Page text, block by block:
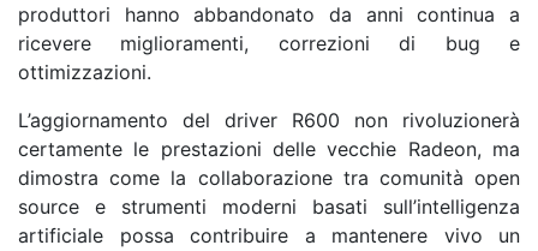
produttori hanno abbandonato da anni continua a
ricevere miglioramenti, correzioni di bug e
ottimizzazioni.
L’aggiornamento del driver R600 non rivoluzionerà
certamente le prestazioni delle vecchie Radeon, ma
dimostra come la collaborazione tra comunità open
source e strumenti moderni basati sull’intelligenza
artificiale possa contribuire a mantenere vivo un